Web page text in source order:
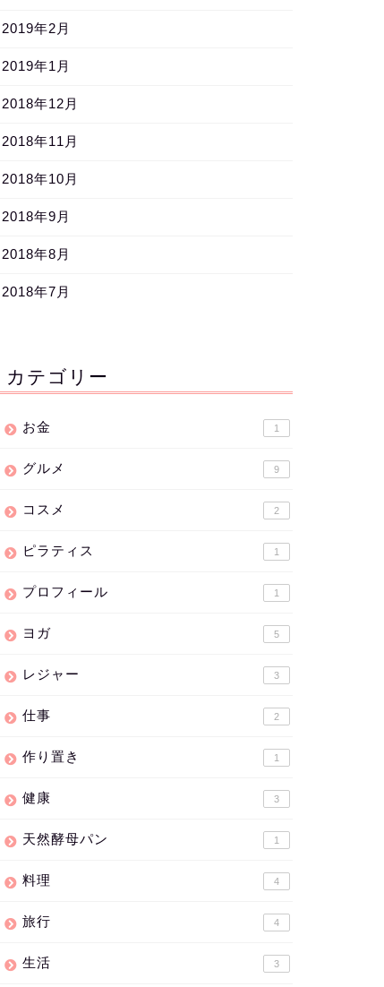
2019年2月
2019年1月
2018年12月
2018年11月
2018年10月
2018年9月
2018年8月
2018年7月
カテゴリー
お金 1
グルメ 9
コスメ 2
ピラティス 1
プロフィール 1
ヨガ 5
レジャー 3
仕事 2
作り置き 1
健康 3
天然酵母パン 1
料理 4
旅行 4
生活 3